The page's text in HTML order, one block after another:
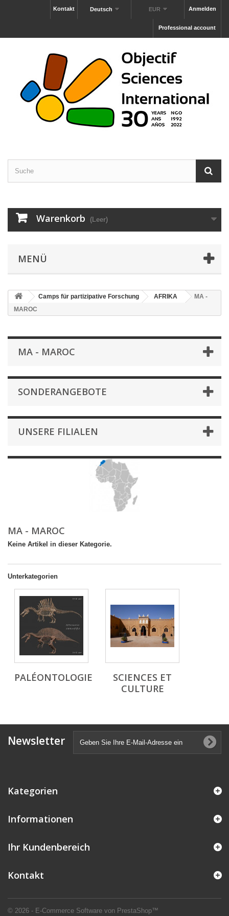
Anmelden
EUR
Deutsch
Kontakt
Professional account
Warenkorb (Leer)
MENÜ
Camps für partizipative Forschung AFRIKA
MA -
MAROC
MA - MAROC
SONDERANGEBOTE
UNSERE FILIALEN
MA - MAROC
Keine Artikel in dieser Kategorie.
Unterkategorien
PALÉONTOLOGIE
SCIENCES ET
CULTURE
Newsletter
Kategorien
Informationen
© 2026 - E-Commerce Software von PrestaShop™
Ihr Kundenbereich
Kontakt